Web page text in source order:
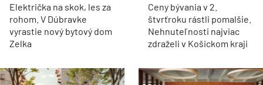
Električka na skok, les za
rohom. V Dúbravke
vyrastie nový bytový dom
Zelka
Ceny bývania v 2.
štvrťroku rástli pomalšie.
Nehnuteľnosti najviac
zdraželi v Košickom kraji